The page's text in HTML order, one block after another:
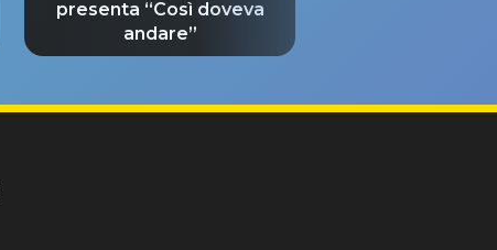
presenta “Così doveva
andare”